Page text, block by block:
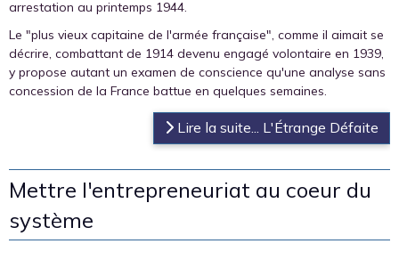
arrestation au printemps 1944.
Le "plus vieux capitaine de l'armée française", comme il aimait se
décrire, combattant de 1914 devenu engagé volontaire en 1939,
y propose autant un examen de conscience qu'une analyse sans
concession de la France battue en quelques semaines.
Lire la suite... L'Étrange Défaite
Mettre l'entrepreneuriat au coeur du
système